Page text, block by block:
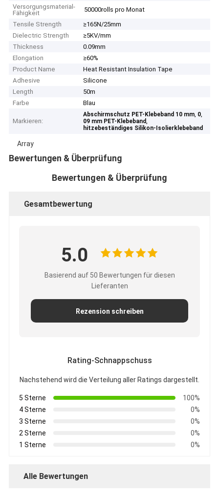
Versorgungsmaterial-
Fähigkeit
50000rolls pro Monat
Tensile Strength
≥165N/25mm
Dielectric Strength
≥5KV/mm
Thickness
0.09mm
Elongation
≥60%
Product Name
Heat Resistant Insulation Tape
Adhesive
Silicone
Length
50m
Farbe
Blau
Markieren:
Abschirmschutz PET-Klebeband 10 mm, 0,
09 mm PET-Klebeband,
hitzebeständiges Silikon-Isolierklebeband
Array
Bewertungen & Überprüfung
Bewertungen & Überprüfung
Gesamtbewertung
5.0
Basierend auf 50 Bewertungen für diesen
Lieferanten
Rezension schreiben
Rating-Schnappschuss
Nachstehend wird die Verteilung aller Ratings dargestellt.
5 Sterne
100%
4 Sterne
0%
3 Sterne
0%
2 Sterne
0%
1 Sterne
0%
Alle Bewertungen